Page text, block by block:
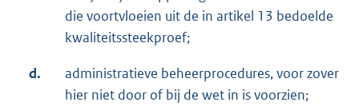
die voortvloeien uit de in artikel 13 bedoelde
kwaliteitssteekproef;
d.
administratieve beheerprocedures, voor zover
hier niet door of bij de wet in is voorzien;